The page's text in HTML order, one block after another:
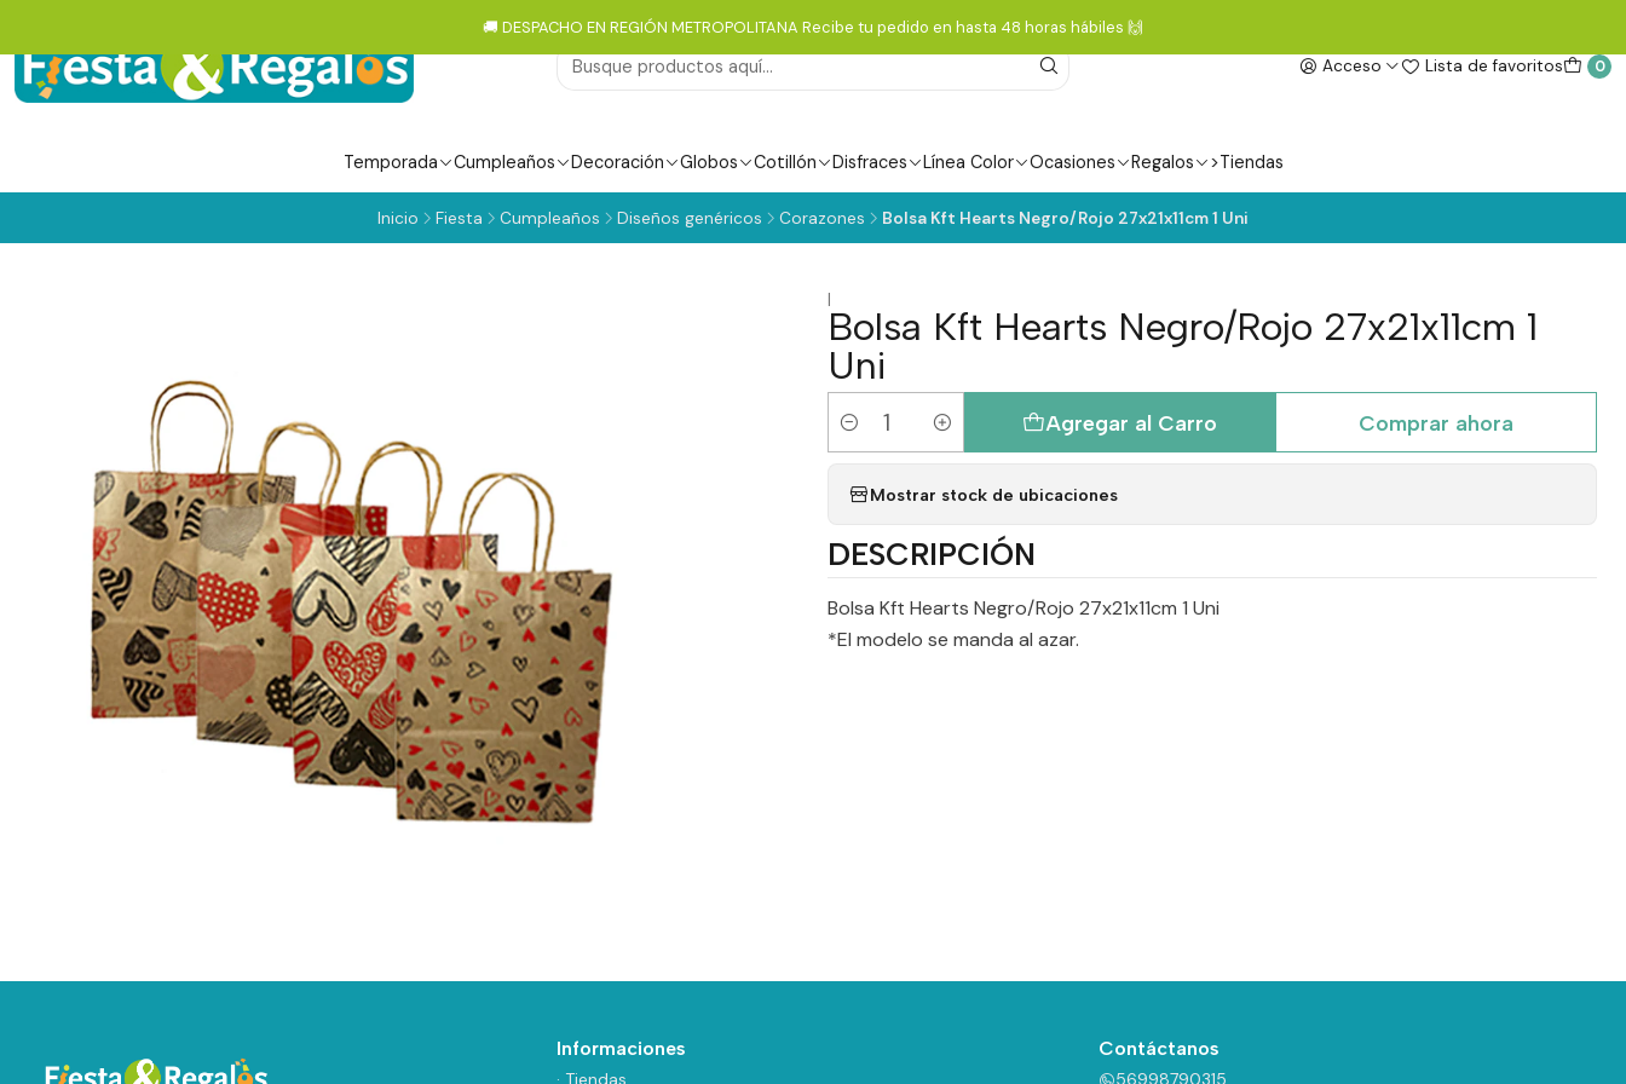
Acceso Lista de favoritos 0
Temporada Cumpleaños Decoración Globos Cotillón Disfraces Línea Color Ocasiones Regalos >Tiendas
🚚 DESPACHO EN REGIÓN METROPOLITANA Recibe tu pedido en hasta 48 horas hábiles 🙌
Inicio Fiesta Cumpleaños Diseños genéricos Corazones Bolsa Kft Hearts Negro/Rojo 27x21x11cm 1 Uni
|
Bolsa Kft Hearts Negro/Rojo 27x21x11cm 1
Uni
Cantidad
Agregar al Carro Comprar ahora
Mostrar stock de ubicaciones
DESCRIPCIÓN
Bolsa Kft Hearts Negro/Rojo 27x21x11cm 1 Uni
*El modelo se manda al azar.
Informaciones
· Tiendas
Contáctanos
56998790315